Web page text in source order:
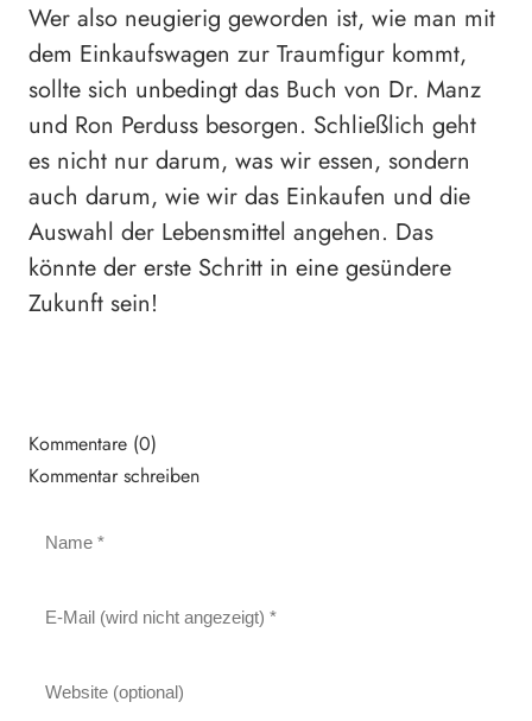
Wer also neugierig geworden ist, wie man mit
dem Einkaufswagen zur Traumfigur kommt,
sollte sich unbedingt das Buch von Dr. Manz
und Ron Perduss besorgen. Schließlich geht
es nicht nur darum, was wir essen, sondern
auch darum, wie wir das Einkaufen und die
Auswahl der Lebensmittel angehen. Das
könnte der erste Schritt in eine gesündere
Zukunft sein!
Kommentare (0)
Kommentar schreiben